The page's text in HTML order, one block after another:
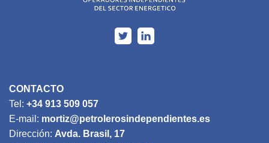
CONTACTO
Tel: +34 913 509 057
E-mail: mortiz@petrolerosindependientes.es
Dirección: Avda. Brasil, 17